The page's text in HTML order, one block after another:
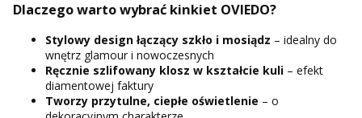
Dlaczego warto wybrać kinkiet OVIEDO?
Stylowy design łączący szkło i mosiądz – idealny do
wnętrz glamour i nowoczesnych
Ręcznie szlifowany klosz w kształcie kuli – efekt
diamentowej faktury
Tworzy przytulne, ciepłe oświetlenie – o